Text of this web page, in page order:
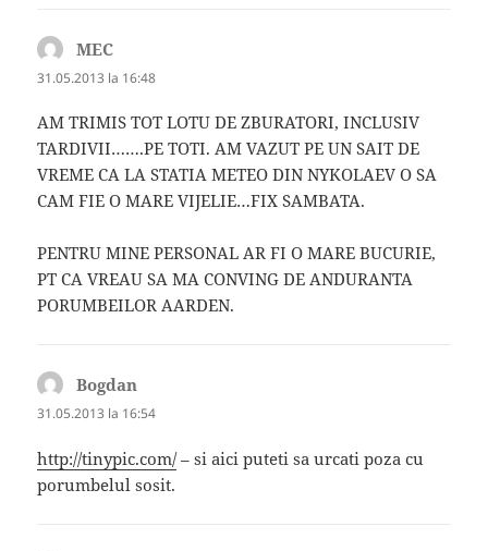
MEC
31.05.2013 la 16:48
AM TRIMIS TOT LOTU DE ZBURATORI, INCLUSIV
TARDIVII…….PE TOTI. AM VAZUT PE UN SAIT DE
VREME CA LA STATIA METEO DIN NYKOLAEV O SA
CAM FIE O MARE VIJELIE…FIX SAMBATA.
PENTRU MINE PERSONAL AR FI O MARE BUCURIE,
PT CA VREAU SA MA CONVING DE ANDURANTA
PORUMBEILOR AARDEN.
Bogdan
31.05.2013 la 16:54
http://tinypic.com/– si aici puteti sa urcati poza cu
porumbelul sosit.